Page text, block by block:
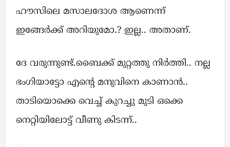
ഹൗസിലെ മസാലദോശ ആണെന്ന്
ഇങ്ങേർക്ക് അറിയുമോ.? ഇല്ല.. അതാണ്.
ദേ വരുന്നുണ്ട്.ബൈക്ക് മുറ്റത്തു നിർത്തി.. നല്ല
ഭംഗിയാട്ടോ എന്റെ മനുവിനെ കാണാൻ..
താടിയൊക്കെ വെച്ച് കുറച്ചു മുടി ഒക്കെ
നെറ്റിയിലോട്ട് വീണു കിടന്ന്..